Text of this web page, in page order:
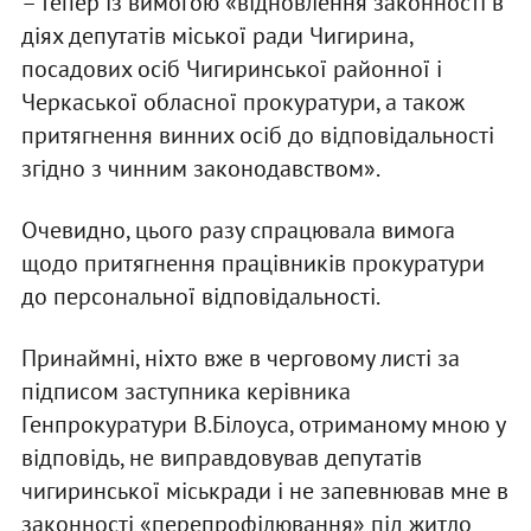
діях депутатів міської ради Чигирина,
посадових осіб Чигиринської районної і
Черкаської обласної прокуратури, а також
притягнення винних осіб до відповідальності
згідно з чинним законодавством».
Очевидно, цього разу спрацювала вимога
щодо притягнення працівників прокуратури
до персональної відповідальності.
Принаймні, ніхто вже в черговому листі за
підписом заступника керівника
Генпрокуратури В.Білоуса, отриманому мною у
відповідь, не виправдовував депутатів
чигиринської міськради і не запевнював мне в
законності «перепрофілювання» під житло